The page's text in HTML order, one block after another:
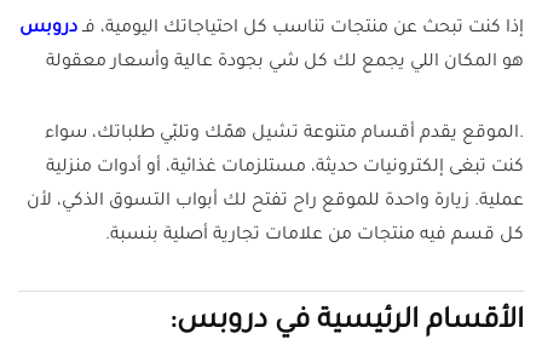
إذا كنت تبحث عن منتجات تناسب كل احتياجاتك اليومية، فـدروبس
هو المكان اللي يجمع لك كل شي بجودة عالية وأسعار معقولة
.الموقع يقدم أقسام متنوعة تشيل همّك وتلبّي طلباتك، سواء
كنت تبغى إلكترونيات حديثة، مستلزمات غذائية، أو أدوات منزلية
عملية. زيارة واحدة للموقع راح تفتح لك أبواب التسوق الذكي، لأن
كل قسم فيه منتجات من علامات تجارية أصلية بنسبة.
الأقسام الرئيسية في دروبس: